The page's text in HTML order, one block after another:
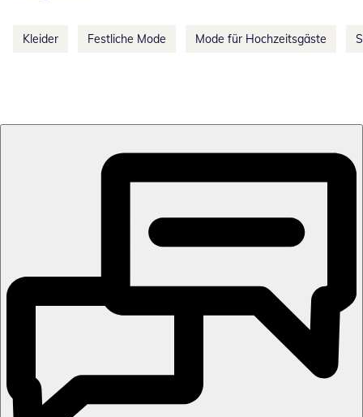
Kleider Festliche Mode Mode für Hochzeitsgäste